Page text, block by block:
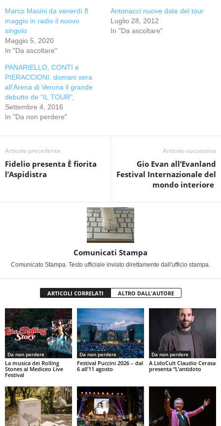
Marco Masini da venerdì 8
maggio in radio il nuovo
singolo
Maggio 5, 2020
In "Da ascoltare"
Antonacci nuove date del tour
Luglio 28, 2012
In "Da ascoltare"
PANARIELLO, CONTI e
PIERACCIONI: domani sera
all’Arena di Verona il grande
debutto de “IL TOUR”,
Settembre 4, 2016
In "Da non perdere"
Articolo precedente
Fidelio presenta È fiorita
l’Aspidistra
Articolo successivo
Gio Evan all’Evanland
Festival Internazionale del
mondo interiore
Comunicati Stampa
Comunicato Stampa. Testo ufficiale inviato direttamente dall'ufficio stampa.
ARTICOLI CORRELATI ALTRO DALL'AUTORE
Da non perdere
La musica dei Rolling
Stones al Mediceo Live
Festival
Da non perdere
Festival Puccini 2026 – dal
6 all’11 agosto
Da non perdere
A LidoCult Claudio Cerasa
presenta “L’antidoto